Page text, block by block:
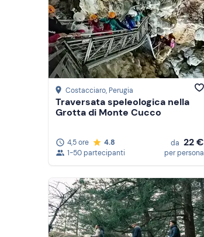
Mostra altro
Costacciaro, Perugia
Traversata speleologica nella
Grotta di Monte Cucco
4,5 ore
4.8
1-50 partecipanti
da 22 €
per persona